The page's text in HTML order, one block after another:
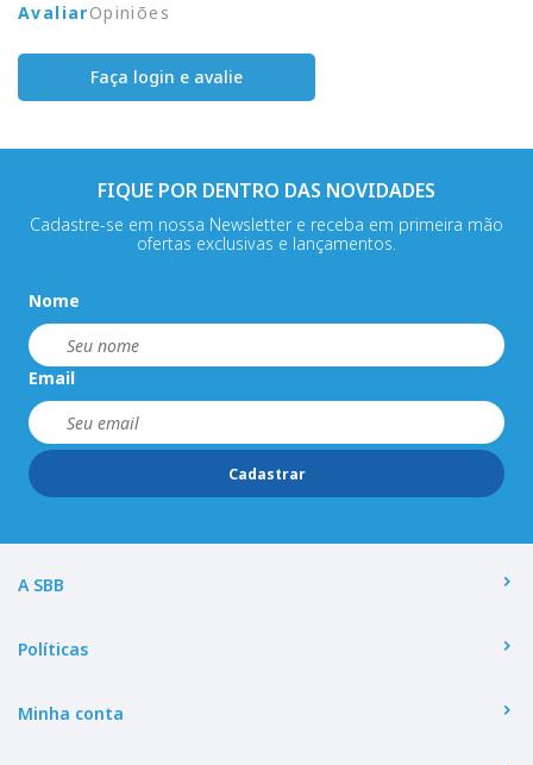
AvaliarOpiniões
Faça login e avalie
FIQUE POR DENTRO DAS NOVIDADES
Cadastre-se em nossa Newsletter e receba em primeira mão
ofertas exclusivas e lançamentos.
Nome
Email
Cadastrar
A SBB
Políticas
Minha conta